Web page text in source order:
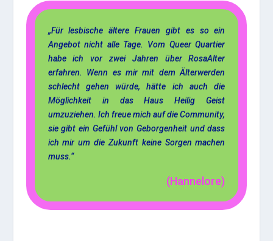
„Für lesbische ältere Frauen gibt es so ein
Angebot nicht alle Tage. Vom Queer Quartier
habe ich vor zwei Jahren über RosaAlter
erfahren. Wenn es mir mit dem Älterwerden
schlecht gehen würde, hätte ich auch die
Möglichkeit in das Haus Heilig Geist
umzuziehen. Ich freue mich auf die Community,
sie gibt ein Gefühl von Geborgenheit und dass
ich mir um die Zukunft keine Sorgen machen
muss.“
(Hannelore)